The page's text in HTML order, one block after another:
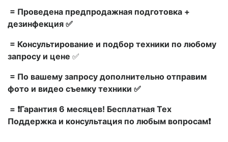
= Проведена предпродажная подготовка +
дезинфекция ✅
= Консультирование и подбор техники по любому
запросу и цене ✅
= По вашему запросу дополнительно отправим
фото и видео съемку техники ✅
= ❗Гарантия 6 месяцев! Бесплатная Тех
Поддержка и консультация по любым вопросам❗